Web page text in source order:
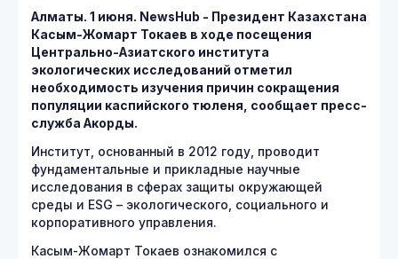
Алматы. 1 июня. NewsHub - Президент Казахстана
Касым-Жомарт Токаев в ходе посещения
Центрально-Азиатского института
экологических исследований отметил
необходимость изучения причин сокращения
популяции каспийского тюленя, сообщает пресс-
служба Акорды.
Институт, основанный в 2012 году, проводит
фундаментальные и прикладные научные
исследования в сферах защиты окружающей
среды и ESG – экологического, социального и
корпоративного управления.
Касым-Жомарт Токаев ознакомился с